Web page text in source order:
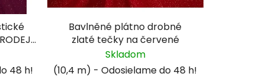
d
o
Bavlněné plátno drobné
zlaté tečky na červené
Skladom
(10,4 m)